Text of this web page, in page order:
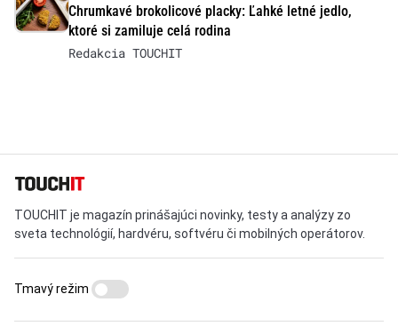
Chrumkavé brokolicové placky: Ľahké letné jedlo,
ktoré si zamiluje celá rodina
Redakcia TOUCHIT
TOUCHIT je magazín prinášajúci novinky, testy a analýzy zo
sveta technológií, hardvéru, softvéru či mobilných operátorov.
Tmavý režim